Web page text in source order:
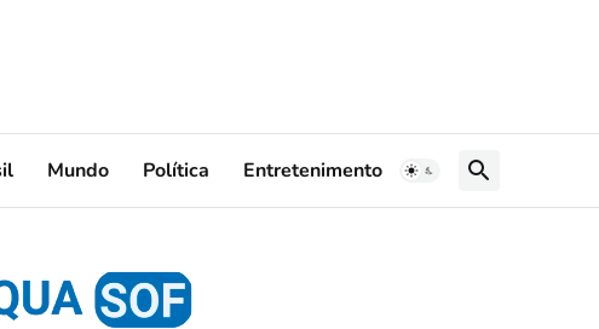
Mundo Política Entretenimento